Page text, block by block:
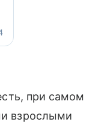
при самом
взрослыми